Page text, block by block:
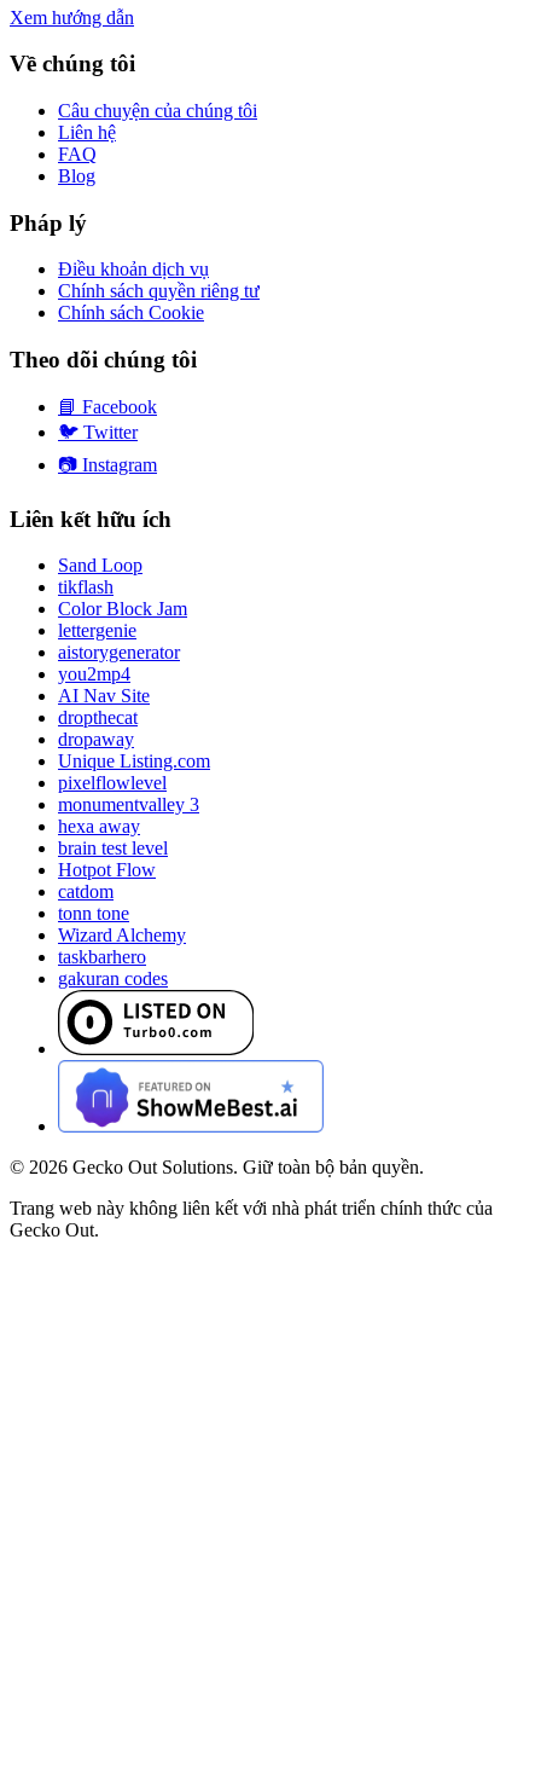
Xem hướng dẫn
Về chúng tôi
Câu chuyện của chúng tôi
Liên hệ
FAQ
Blog
Pháp lý
Điều khoản dịch vụ
Chính sách quyền riêng tư
Chính sách Cookie
Theo dõi chúng tôi
📘 Facebook
🐦 Twitter
📷 Instagram
Liên kết hữu ích
Sand Loop
tikflash
Color Block Jam
lettergenie
aistorygenerator
you2mp4
AI Nav Site
dropthecat
dropaway
Unique Listing.com
pixelflowlevel
monumentvalley 3
hexa away
brain test level
Hotpot Flow
catdom
tonn tone
Wizard Alchemy
taskbarhero
gakuran codes
© 2026 Gecko Out Solutions. Giữ toàn bộ bản quyền.
Trang web này không liên kết với nhà phát triển chính thức của
Gecko Out.